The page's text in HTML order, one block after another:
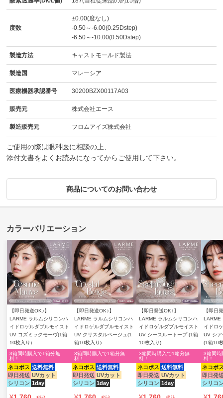
度数
±0.00(度なし)
-0.50～-6.00(0.25Dstep)
-6.50～-10.00(0.50Dstep)
製造方法 キャストモールド製法
製造国 マレーシア
医療機器承認番号 30200BZX00117A03
販売元 株式会社エース
製造販売元 フロムアイズ株式会社
ご使用の際は眼科医に相談の上、
添付文書をよくお読みになってからご使用して下さい。
商品についてのお問い合わせ
【即日発送OK♪】
LARME ラルムシリコンハ
イドロゲルダブルモイスト
UV コズミックモーヴ(1箱
10枚入り)
ネコポス 送料無料
即日発送 UVカット
シリコン 1day
3箱同時購入で1箱分無
料！
【即日発送OK♪】
LARME ラルムシリコンハ
イドロゲルダブルモイスト
UV クリスタルベージュ(1
箱10枚入り)
ネコポス 送料無料
即日発送 UVカット
シリコン 1day
3箱同時購入で1箱分無
料！
【即日発送OK♪】
LARME ラルムシリコンハ
イドロゲルダブルモイスト
UV シースルートープ (1箱
10枚入り)
ネコポス 送料無料
即日発送 UVカット
シリコン 1day
3箱同時購入で1箱分無
料！
【即日
LARME
イドロ
UV シア
(1箱10
ネコポ
即日発
シリコ
3箱同時
料！